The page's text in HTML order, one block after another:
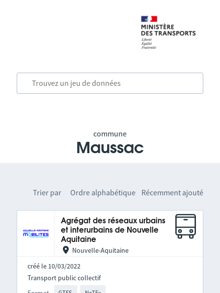
commune
Maussac
Trier par Ordre alphabétique Récemment ajouté
Agrégat des réseaux urbains
et interurbains de Nouvelle
Aquitaine
Nouvelle-Aquitaine
créé le 10/03/2022
Transport public collectif